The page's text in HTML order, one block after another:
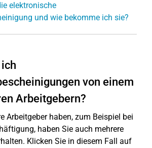
elektronische
und wie bekomme ich sie?
von einem
Arbeitgebern?
Arbeitgeber haben, zum Beispiel bei
haben Sie auch mehrere
Klicken Sie in diesem Fall auf